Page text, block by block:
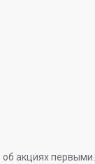
акциях первыми.